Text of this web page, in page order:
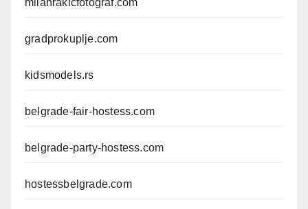
milanrakicfotograf.com
gradprokuplje.com
kidsmodels.rs
belgrade-fair-hostess.com
belgrade-party-hostess.com
hostessbelgrade.com